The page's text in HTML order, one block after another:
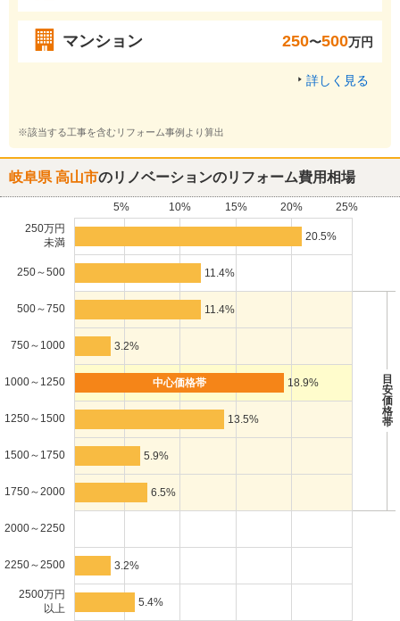
マンション 250〜500万円
詳しく見る
※該当する工事を含むリフォーム事例より算出
岐阜県 高山市のリノベーションのリフォーム費用相場
5% 10% 15% 20%
25%
250万円
未満
20.5%
250～500 11.4%
500～750 11.4%
目
安
価
格
帯
750～1000 3.2%
1000～1250 18.9%
1250～1500 13.5%
1500～1750 5.9%
1750～2000 6.5%
2000～2250
2250～2500 3.2%
2500万円
以上
5.4%